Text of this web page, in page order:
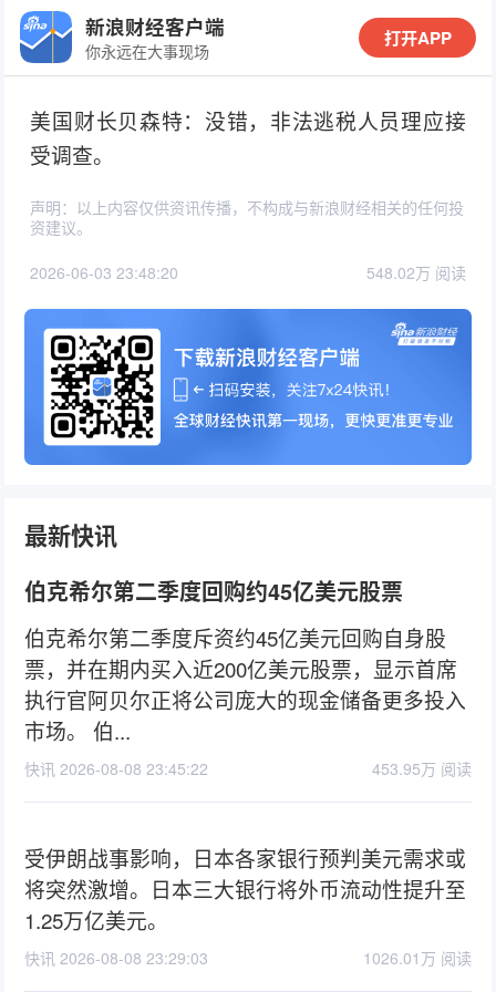
新浪财经客户端
你永远在大事现场
打开APP
美国财长贝森特：没错，非法逃税人员理应接
受调查。
声明：以上内容仅供资讯传播，不构成与新浪财经相关的任何投
资建议。
2026-06-03 23:48:20 548.02万 阅读
最新快讯
伯克希尔第二季度回购约45亿美元股票
伯克希尔第二季度斥资约45亿美元回购自身股
票，并在期内买入近200亿美元股票，显示首席
执行官阿贝尔正将公司庞大的现金储备更多投入
市场。 伯...
快讯 2026-08-08 23:45:22 453.95万 阅读
受伊朗战事影响，日本各家银行预判美元需求或
将突然激增。日本三大银行将外币流动性提升至
1.25万亿美元。
快讯 2026-08-08 23:29:03 1026.01万 阅读